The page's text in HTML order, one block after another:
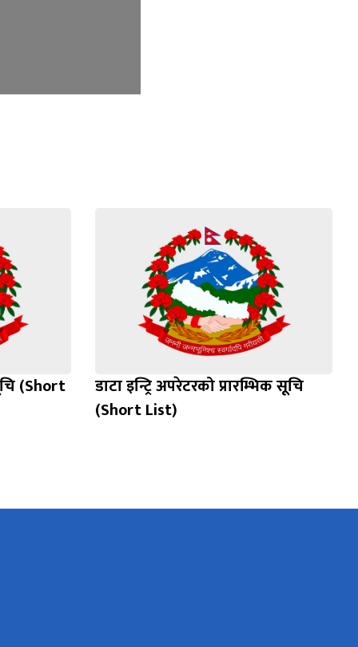
(Short
डाटा इन्ट्रि अपरेटरको प्रारम्भिक सूचि
(Short List)